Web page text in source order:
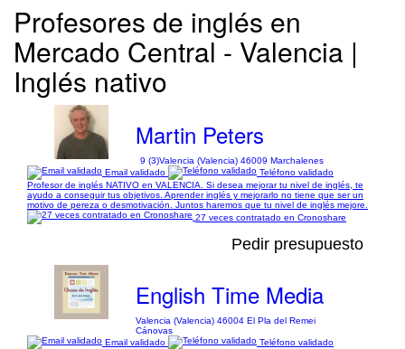
Profesores de inglés en
Mercado Central - Valencia |
Inglés nativo
Martin Peters
9 (3)Valencia (Valencia) 46009 Marchalenes
Email validado
Teléfono validado
Profesor de inglés NATIVO en VALENCIA. Si desea mejorar tu nivel de inglés, te
ayudo a conseguir tus objetivos. Aprender inglés y mejorarlo no tiene que ser un
motivo de pereza o desmotivación. Juntos haremos que tu nivel de inglés mejore.
27 veces contratado en Cronoshare
Pedir presupuesto
English Time Media
Valencia (Valencia) 46004 El Pla del Remei
Cánovas
Email validado
Teléfono validado